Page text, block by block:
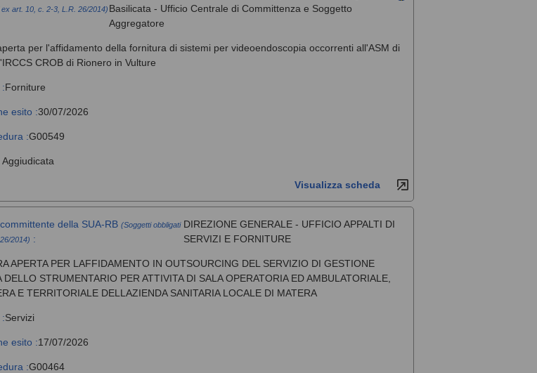
art. 10, c. 2-3, L.R. 26/2014) Basilicata - Ufficio Centrale di Committenza e Soggetto
Aggregatore
per l'affidamento della fornitura di sistemi per videoendoscopia occorrenti all'ASM di
CROB di Rionero in Vulture
Forniture
esito :30/07/2026
:G00549
Visualizza scheda
della SUA-RB (Soggetti obbligati
2014) :
DIREZIONE GENERALE - UFFICIO APPALTI DI
SERVIZI E FORNITURE
APERTA PER LAFFIDAMENTO IN OUTSOURCING DEL SERVIZIO DI GESTIONE
DELLO STRUMENTARIO PER ATTIVITA DI SALA OPERATORIA ED AMBULATORIALE,
E TERRITORIALE DELLAZIENDA SANITARIA LOCALE DI MATERA
Servizi
esito :17/07/2026
:G00464